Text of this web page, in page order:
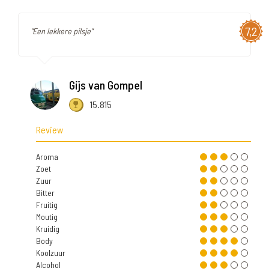
7,2
"Een lekkere pilsje"
Gijs van Gompel
15.815
Review
Aroma
Zoet
Zuur
Bitter
Fruitig
Moutig
Kruidig
Body
Koolzuur
Alcohol